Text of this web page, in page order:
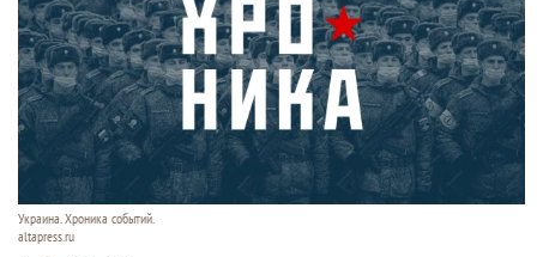
Украина. Хроника событий.
altapress.ru